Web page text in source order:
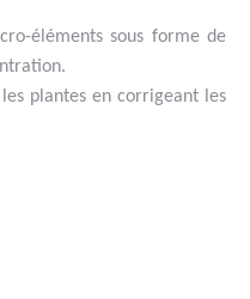
éléments sous forme de
plantes en corrigeant les